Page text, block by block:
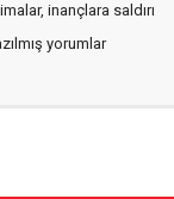
inançlara saldırı
yorumlar